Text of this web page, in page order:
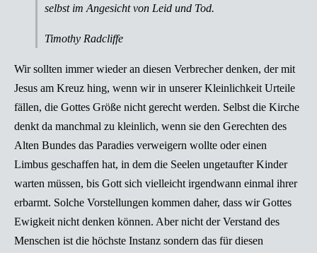
selbst im Angesicht von Leid und Tod.
Timothy Radcliffe
Wir sollten immer wieder an diesen Verbrecher denken, der mit
Jesus am Kreuz hing, wenn wir in unserer Kleinlichkeit Urteile
fällen, die Gottes Größe nicht gerecht werden. Selbst die Kirche
denkt da manchmal zu kleinlich, wenn sie den Gerechten des
Alten Bundes das Paradies verweigern wollte oder einen
Limbus geschaffen hat, in dem die Seelen ungetaufter Kinder
warten müssen, bis Gott sich vielleicht irgendwann einmal ihrer
erbarmt. Solche Vorstellungen kommen daher, dass wir Gottes
Ewigkeit nicht denken können. Aber nicht der Verstand des
Menschen ist die höchste Instanz sondern das für diesen